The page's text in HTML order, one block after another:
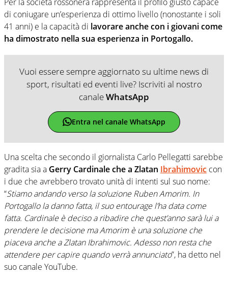
di coniugare un’esperienza di ottimo livello (nonostante i soli
41 anni) e la capacità di lavorare anche con i giovani come
ha dimostrato nella sua esperienza in Portogallo.
Vuoi essere sempre aggiornato su ultime news di
sport, risultati ed eventi live? Iscriviti al nostro
canaleWhatsApp
Entra nel canale WhatsApp
Una scelta che secondo il giornalista Carlo Pellegatti sarebbe
gradita sia a Gerry Cardinale che a Zlatan Ibrahimovic con
i due che avrebbero trovato unità di intenti sul suo nome:
“Stiamo andando verso la soluzione Ruben Amorim. In
Portogallo la danno fatta, il suo entourage l’ha data come
fatta. Cardinale è deciso a ribadire che quest’anno sarà lui a
prendere le decisione ma Amorim è una soluzione che
piaceva anche a Zlatan Ibrahimovic. Adesso non resta che
attendere per capire quando verrà annunciato”, ha detto nel
suo canale YouTube.